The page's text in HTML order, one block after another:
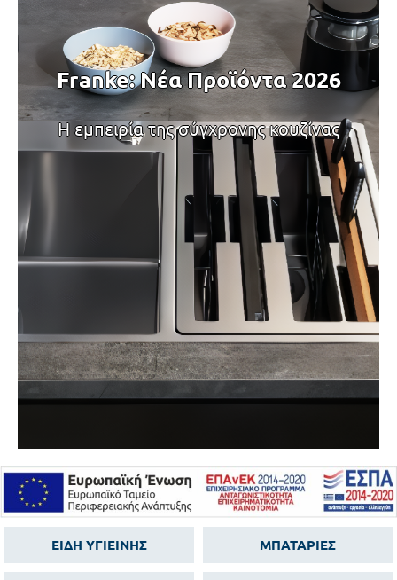
Franke: Νέα Προϊόντα 2026
Η εμπειρία της σύγχρονης κουζίνας
ΕΙΔΗ ΥΓΙΕΙΝΗΣ ΜΠΑΤΑΡΙΕΣ